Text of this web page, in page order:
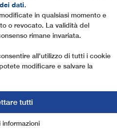
dati.
in qualsiasi momento e
o revocato. La validità del
rimane invariata.
all'utilizzo di tutti i cookie
modificare e salvare la
tutti
di marketing
informazioni